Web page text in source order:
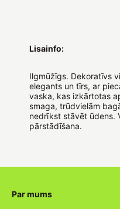
Lisainfo:
Ilgmūžīgs. Dekoratīvs
elegants un tīrs, ar
vaska, kas izkārtotas
smaga, trūdvielām
nedrīkst stāvēt ūdens.
pārstādīšana.
Par mums